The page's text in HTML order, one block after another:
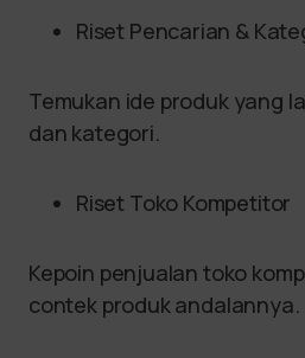
Riset Pencarian &
Temukan ide produk yang
dan kategori.
Riset Toko Kompetitor
Kepoin penjualan toko
contek produk andalannya.